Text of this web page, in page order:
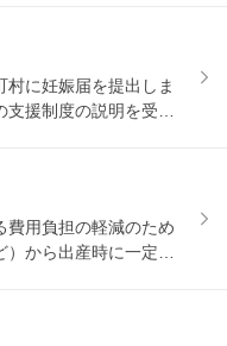
に妊娠届を提出しま
支援制度の説明を受け
費用負担の軽減のため
）から出産時に一定の